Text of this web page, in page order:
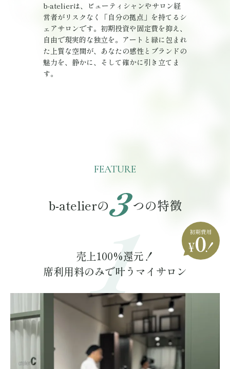
b-atelierは、ビューティシャンやサロン経
営者がリスクなく「自分の拠点」を持てるシ
ェアサロンです。初期投資や固定費を抑え、
自由で現実的な独立を。アートと緑に包まれ
た上質な空間が、あなたの感性とブランドの
魅力を、静かに、そして確かに引き立てま
す。
FEATURE
b-atelierの つの特徴
売上100%還元！
席利用料のみで叶うマイサロン